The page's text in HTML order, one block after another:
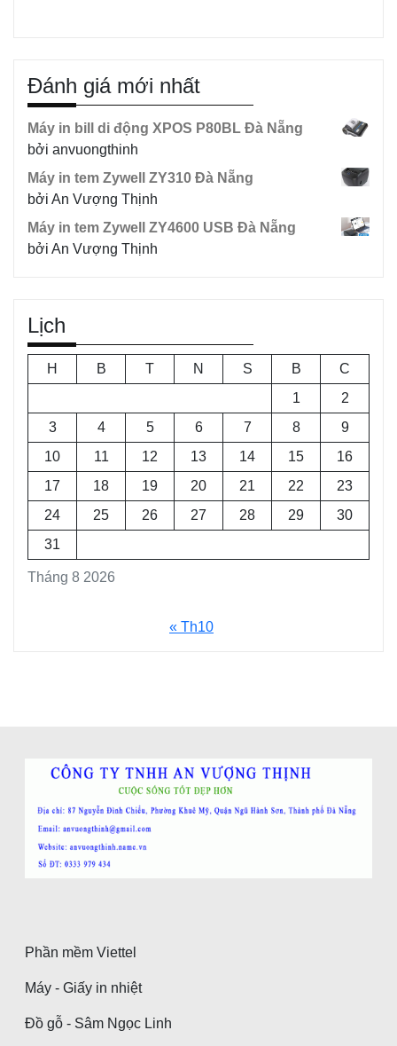
Đánh giá mới nhất
Máy in bill di động XPOS P80BL Đà Nẵng
bởi anvuongthinh
Máy in tem Zywell ZY310 Đà Nẵng
bởi An Vượng Thịnh
Máy in tem Zywell ZY4600 USB Đà Nẵng
bởi An Vượng Thịnh
Lịch
Tháng 8 2026
H B T N S B
C
1
2
3
4 5 6 7 8
9
10
11 12 13 14 15
16
17
18 19 20 21 22
23
24
25 26 27 28 29
30
31
« Th10
Phần mềm Viettel
Máy - Giấy in nhiệt
Đồ gỗ - Sâm Ngọc Linh